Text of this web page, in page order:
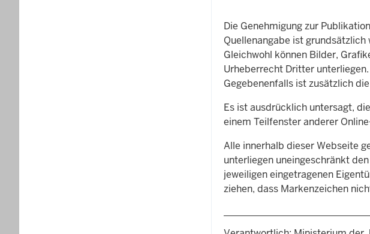
Die Genehmigung zur
Quellenangabe ist
Gleichwohl können Bilder,
Urheberrecht Dritter
Gegebenenfalls ist zusätzlich
Es ist ausdrücklich untersagt,
einem Teilfenster anderer
Alle innerhalb dieser Webseite
unterliegen uneingeschränkt
jeweiligen eingetragenen
ziehen, dass Markenzeichen